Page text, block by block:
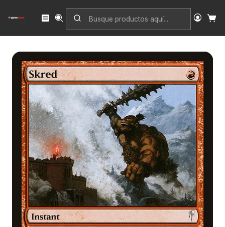
Singles Magic: The Gathering
Coldsnap
Skred | Inglés | NM | CSP